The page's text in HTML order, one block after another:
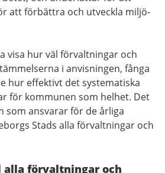
att förbättra och utveckla miljö-
visa hur väl förvaltningar och
i anvisningen, fånga
hur effektivt det systematiska
för kommunen som helhet. Det
som ansvarar för de årliga
Stads alla förvaltningar och
förvaltningar och